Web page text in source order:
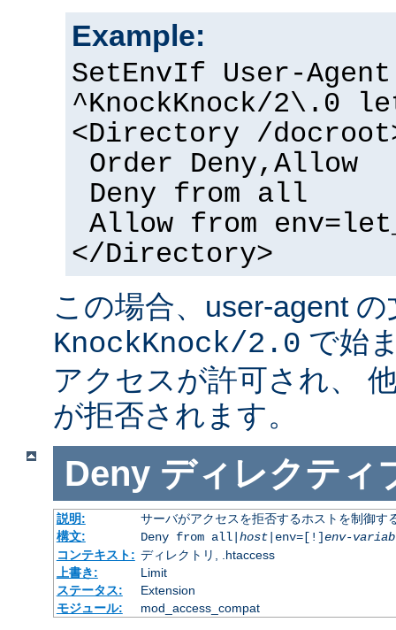
Example:
SetEnvIf User-Agent
^KnockKnock/2\.0
<Directory /
Order Deny,Allow
Deny from all
Allow from
</Directory>
この場合、user-agent
KnockKnock/2.0 で始
アクセスが許可され、
が拒否されます。
Deny ディレクティ
説明:
サーバがアクセスを拒否するホストを制御す
構文:
Deny from all| host|env=[!]env-
コンテキスト: ディレクトリ, .htaccess
上書き:
Limit
ステータス:
Extension
モジュール:
mod_access_compat